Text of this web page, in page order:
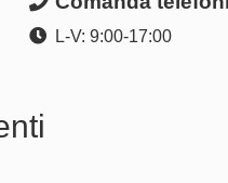
L-V: 9:00-17:00